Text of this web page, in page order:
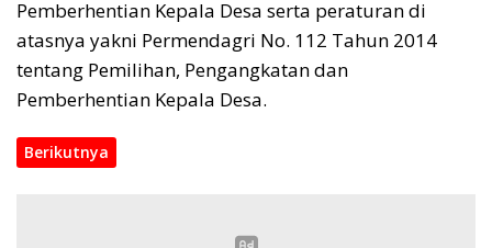
Pemberhentian Kepala Desa serta peraturan di
atasnya yakni Permendagri No. 112 Tahun 2014
tentang Pemilihan, Pengangkatan dan
Pemberhentian Kepala Desa.
Berikutnya